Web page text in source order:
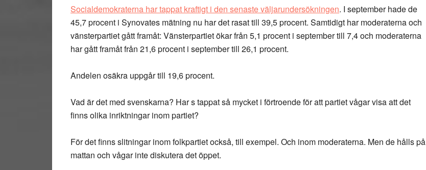
Socialdemokraterna har tappat kraftigt i den senaste väljarundersökningen. I september hade de
45,7 procent i Synovates mätning nu har det rasat till 39,5 procent. Samtidigt har moderaterna och
vänsterpartiet gått framåt: Vänsterpartiet ökar från 5,1 procent i september till 7,4 och moderaterna
har gått framåt från 21,6 procent i september till 26,1 procent.
Andelen osäkra uppgår till 19,6 procent.
Vad är det med svenskarna? Har s tappat så mycket i förtroende för att partiet vågar visa att det
finns olika inriktningar inom partiet?
För det finns slitningar inom folkpartiet också, till exempel. Och inom moderaterna. Men de hålls på
mattan och vågar inte diskutera det öppet.